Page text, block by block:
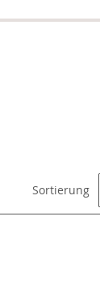
Sortierung